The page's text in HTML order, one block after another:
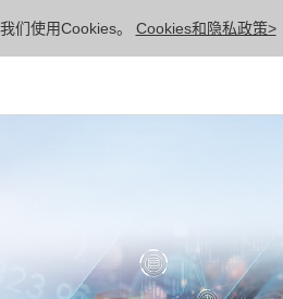
们使用Cookies。 Cookies和隐私政策>